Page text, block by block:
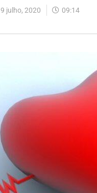
9 julho, 2020 09:14